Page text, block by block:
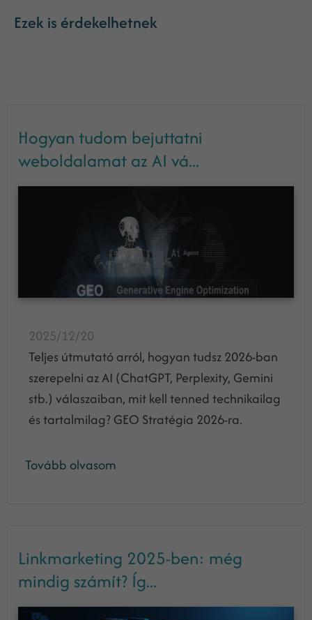
Ezek is érdekelhetnek
Hogyan tudom bejuttatni
weboldalamat az AI vá...
2025/12/20
Teljes útmutató arról, hogyan tudsz 2026-ban
szerepelni az AI (ChatGPT, Perplexity, Gemini
stb.) válaszaiban, mit kell tenned technikailag
és tartalmilag? GEO Stratégia 2026-ra.
Tovább olvasom
Linkmarketing 2025-ben: még
mindig számít? Íg...